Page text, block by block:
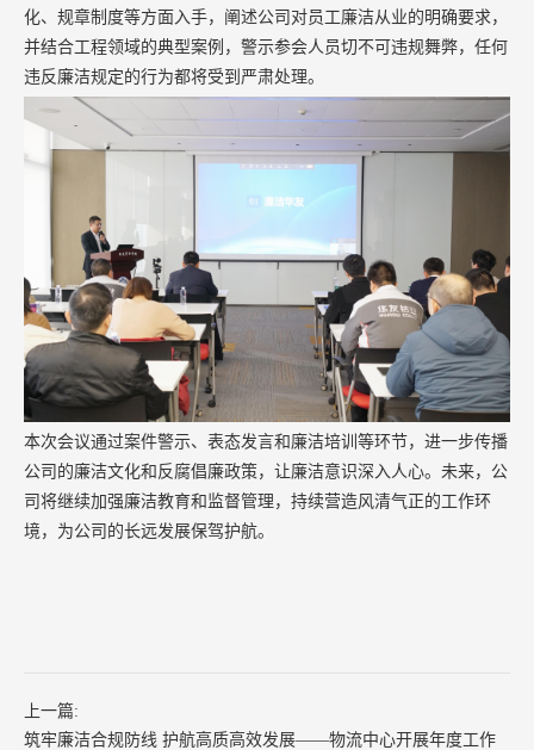
化、规章制度等方面入手，阐述公司对员工廉洁从业的明确要求，
并结合工程领域的典型案例，警示参会人员切不可违规舞弊，任何
违反廉洁规定的行为都将受到严肃处理。
本次会议通过案件警示、表态发言和廉洁培训等环节，进一步传播
公司的廉洁文化和反腐倡廉政策，让廉洁意识深入人心。未来，公
司将继续加强廉洁教育和监督管理，持续营造风清气正的工作环
境，为公司的长远发展保驾护航。
上一篇:
筑牢廉洁合规防线 护航高质高效发展——物流中心开展年度工作